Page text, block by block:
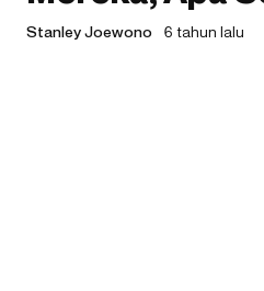
Stanley Joewono 6 tahun lalu